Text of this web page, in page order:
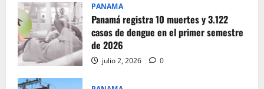
PANAMA
Panamá registra 10 muertes y 3.122
casos de dengue en el primer semestre
de 2026
julio 2, 2026 0